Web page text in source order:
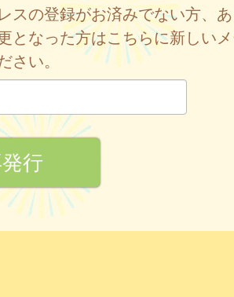
スの登録がお済みでない方、
となった方はこちらに新しい
さい。